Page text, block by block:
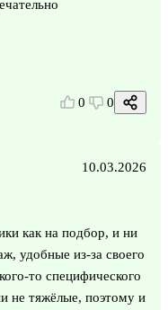
0 0
10.03.2026
как на подбор, и ни
удобные из-за своего
то специфического
не тяжёлые, поэтому и